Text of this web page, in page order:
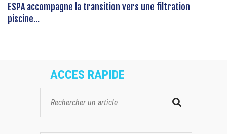
ESPA accompagne la transition vers une filtration
piscine...
ACCES RAPIDE